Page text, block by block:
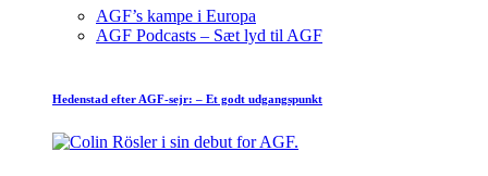
AGF’s kampe i Europa
AGF Podcasts – Sæt lyd til AGF
Hedenstad efter AGF-sejr: – Et godt udgangspunkt